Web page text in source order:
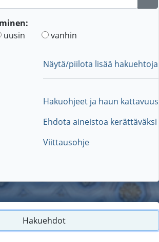
uusin vanhin
Näytä/piilota lisää hakuehtoja
Hakuohjeet ja haun kattavuus
Ehdota aineistoa kerättäväksi
Viittausohje
Hakuehdot